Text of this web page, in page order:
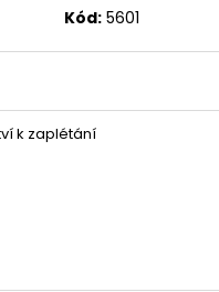
Kód: 5601
k zaplétání